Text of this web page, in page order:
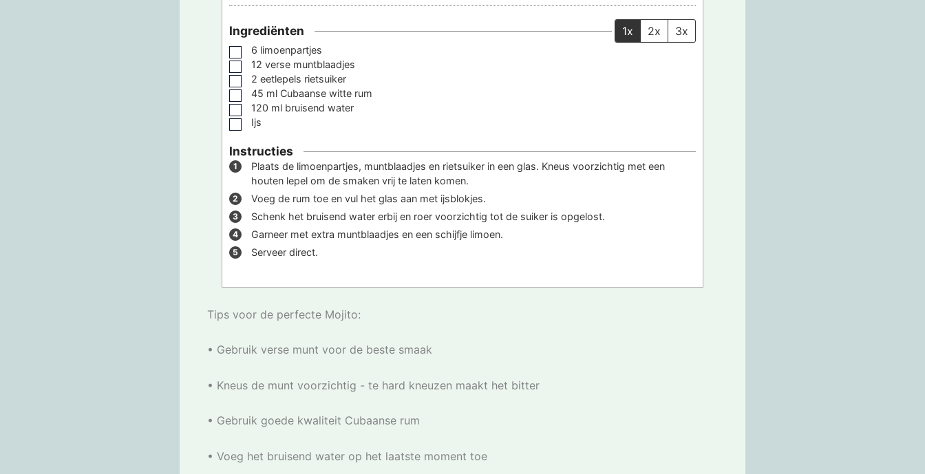
Ingrediënten 1x 2x 3x
▢
6 limoenpartjes
▢12 verse muntblaadjes
▢
2 eetlepels rietsuiker
▢
45 ml Cubaanse witte rum
▢120 ml bruisend water
▢
Ijs
Instructies
Plaats de limoenpartjes, muntblaadjes en rietsuiker in een glas. Kneus voorzichtig met een
houten lepel om de smaken vrij te laten komen.
Voeg de rum toe en vul het glas aan met ijsblokjes.
Schenk het bruisend water erbij en roer voorzichtig tot de suiker is opgelost.
Garneer met extra muntblaadjes en een schijfje limoen.
Serveer direct.
Tips voor de perfecte Mojito:
• Gebruik verse munt voor de beste smaak
• Kneus de munt voorzichtig - te hard kneuzen maakt het bitter
• Gebruik goede kwaliteit Cubaanse rum
• Voeg het bruisend water op het laatste moment toe